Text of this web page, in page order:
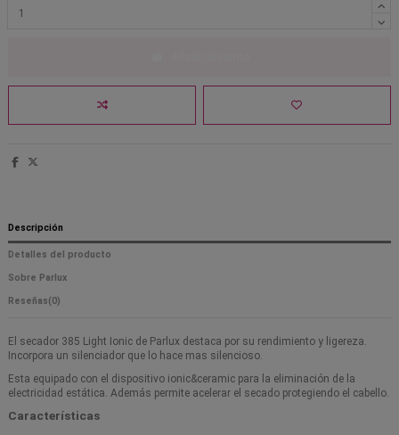
Descripción
Detalles del producto
Sobre Parlux
Reseñas(0)
El secador 385 Light Ionic de Parlux destaca por su rendimiento y ligereza.
Incorpora un silenciador que lo hace mas silencioso.
Esta equipado con el dispositivo ionic&ceramic para la eliminación de la
electricidad estática. Además permite acelerar el secado protegiendo el cabello.
Características